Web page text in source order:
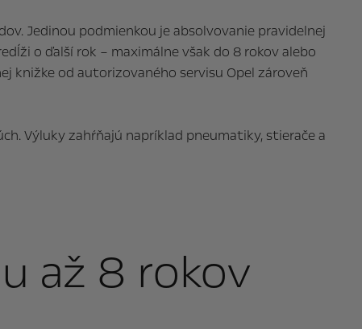
Jedinou podmienkou je absolvovanie pravidelnej
o ďalší rok – maximálne však do 8 rokov alebo
knižke od autorizovaného servisu Opel zároveň
Výluky zahŕňajú napríklad pneumatiky, stierače a
až 8 rokov